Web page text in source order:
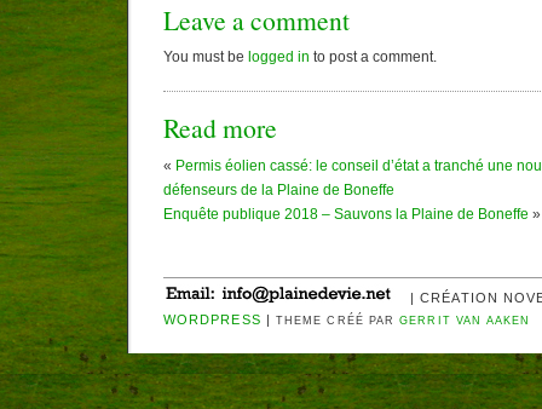
Leave a comment
You must be logged in to post a comment.
Read more
« Permis éolien cassé: le conseil d’état a tranché une
défenseurs de la Plaine de Boneffe
Enquête publique 2018 – Sauvons la Plaine de Boneffe »
| CRÉATION
WORDPRESS
THEME CRÉÉ PARGERRIT VAN AAKEN